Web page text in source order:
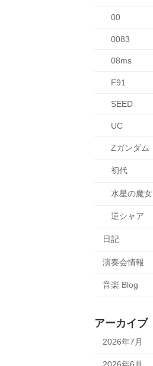
00
0083
08ms
F91
SEED
UC
Zガンダム
初代
水星の魔女
逆シャア
日記
演奏会情報
音楽 Blog
アーカイブ
2026年7月